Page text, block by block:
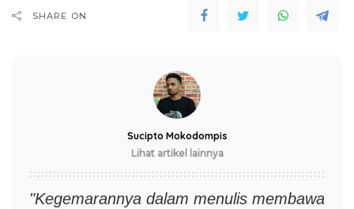
SHARE ON
Sucipto Mokodompis
Lihat artikel lainnya
"Kegemarannya dalam menulis membawa